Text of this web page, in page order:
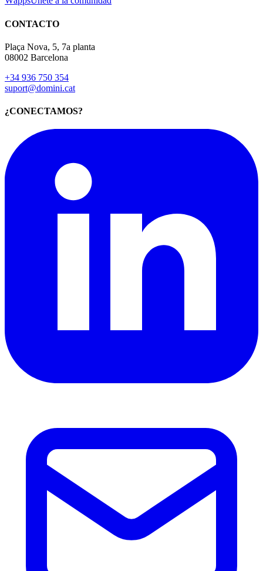
CONTACTO
Plaça Nova, 5, 7a planta
08002 Barcelona
+34 936 750 354
suport@domini.cat
¿CONECTAMOS?